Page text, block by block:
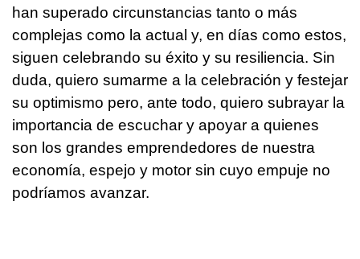
han superado circunstancias tanto o más
complejas como la actual y, en días como estos,
siguen celebrando su éxito y su resiliencia. Sin
duda, quiero sumarme a la celebración y festejar
su optimismo pero, ante todo, quiero subrayar la
importancia de escuchar y apoyar a quienes
son los grandes emprendedores de nuestra
economía, espejo y motor sin cuyo empuje no
podríamos avanzar.